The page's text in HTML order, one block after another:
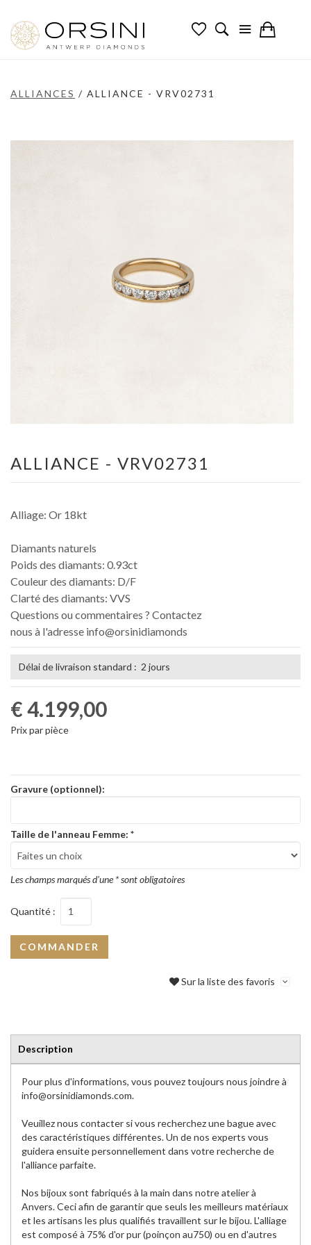
ALLIANCES / ALLIANCE - VRV02731
ALLIANCE - VRV02731
Alliage: Or 18kt
Diamants naturels
Poids des diamants: 0.93ct
Couleur des diamants: D/F
Clarté des diamants: VVS
Questions ou commentaires ? Contactez
nous à l'adresse info@orsinidiamonds
Délai de livraison standard : 2 jours
€ 4.199,00
Prix par pièce
Gravure (optionnel):
Taille de l'anneau Femme: *
Les champs marqués d'une * sont obligatoires
Quantité :
COMMANDER
Sur la liste des favoris
Description
Pour plus d'informations, vous pouvez toujours nous joindre à
info@orsinidiamonds.com.
Veuillez nous contacter si vous recherchez une bague avec
des caractéristiques différentes. Un de nos experts vous
guidera ensuite personnellement dans votre recherche de
l'alliance parfaite.
Nos bijoux sont fabriqués à la main dans notre atelier à
Anvers. Ceci afin de garantir que seuls les meilleurs matériaux
et les artisans les plus qualifiés travaillent sur le bijou. L'alliage
est composé à 75% d'or pur (poinçon au750) ou en d'autres